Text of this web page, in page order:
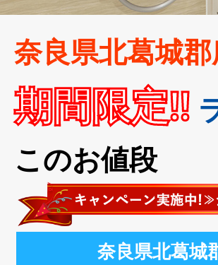
奈良県北葛城
期間限定!!
このお値段
奈良県北葛城